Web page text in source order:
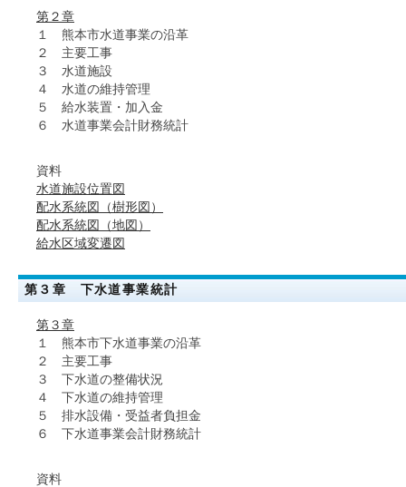
第２章
１ 熊本市水道事業の沿革
２ 主要工事
３ 水道施設
４ 水道の維持管理
５ 給水装置・加入金
６ 水道事業会計財務統計
資料
水道施設位置図
配水系統図（樹形図）
配水系統図（地図）
給水区域変遷図
第３章 下水道事業統計
第３章
１ 熊本市下水道事業の沿革
２ 主要工事
３ 下水道の整備状況
４ 下水道の維持管理
５ 排水設備・受益者負担金
６ 下水道事業会計財務統計
資料